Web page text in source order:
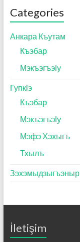
Categories
Анкара Къутам
Къэбар
Мэкъэгъэӏу
Гупкӏэ
Къэбар
Мэкъэгъэӏу
Мэфэ Хэхыгъ
Тхылъ
Зэхэмыдзыгъэныр
İletişim